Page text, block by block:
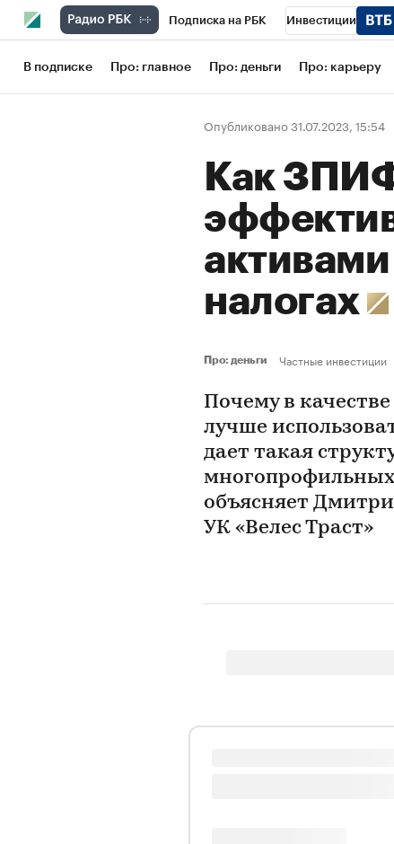
Подписка на РБК Инвестиции
Школа управления РБК РБК
Рынок наличной валюты
В подписке Про: главное Про: деньги Про: карьеру
Опубликовано 31.07.2023, 15:54
Как
налогах
Про: деньги Частные инвестиции
Почему в
лучше
дает такая
объясняет
УК «Велес Траст»